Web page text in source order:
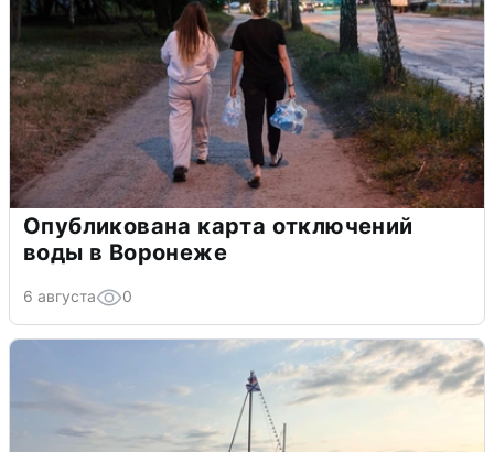
Опубликована карта отключений
воды в Воронеже
6 августа 0